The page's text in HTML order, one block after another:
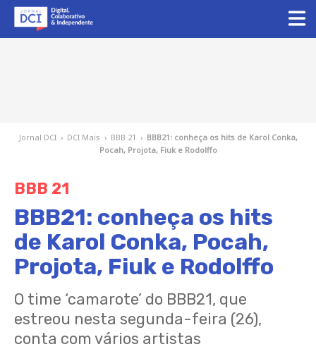
Jornal DCI › DCI Mais › BBB 21 › BBB21: conheça os hits de Karol Conka,
Pocah, Projota, Fiuk e Rodolffo
BBB 21
BBB21: conheça os hits
de Karol Conka, Pocah,
Projota, Fiuk e Rodolffo
O time ‘camarote’ do BBB21, que
estreou nesta segunda-feira (26),
conta com vários artistas